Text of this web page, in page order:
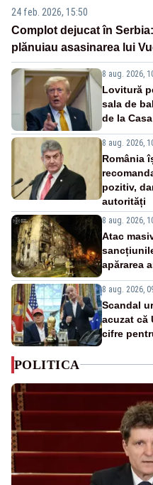
24 feb. 2026, 15:50
Complot dejucat în
plănuiau asasinarea lui
8 aug. 2026,
Lovitură
sala de
de la
8 aug. 2026,
România
pozitiv,
autorități
8 aug. 2026,
Atac
apărarea
8 aug. 2026,
Scandal
acuzat că
cifre
POLITICA